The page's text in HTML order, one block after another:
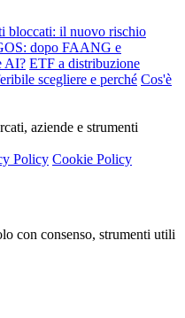
bloccati: il nuovo rischio
dopo FAANG e
AI? ETF a distribuzione
scegliere e perché Cos'è
aziende e strumenti
Policy Cookie Policy
con consenso, strumenti utili